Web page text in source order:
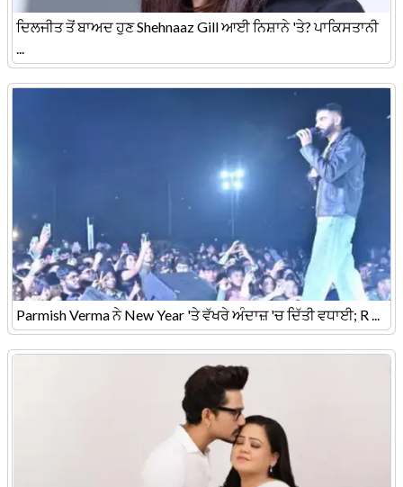
ਦਿਲਜੀਤ ਤੋਂ ਬਾਅਦ ਹੁਣ Shehnaaz Gill ਆਈ ਨਿਸ਼ਾਨੇ 'ਤੇ? ਪਾਕਿਸਤਾਨੀ
Parmish Verma ਨੇ New Year 'ਤੇ ਵੱਖਰੇ ਅੰਦਾਜ਼ 'ਚ ਦਿੱਤੀ ਵਧਾਈ; R ...